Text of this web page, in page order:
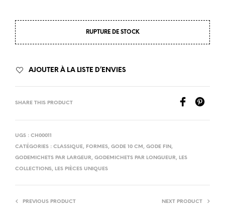
RUPTURE DE STOCK
AJOUTER À LA LISTE D’ENVIES
SHARE THIS PRODUCT
UGS : CH00011
CATÉGORIES : CLASSIQUE, FORMES, GODE 10 CM, GODE FIN,
GODEMICHETS PAR LARGEUR, GODEMICHETS PAR LONGUEUR, LES
COLLECTIONS, LES PIÈCES UNIQUES
PREVIOUS PRODUCT NEXT PRODUCT